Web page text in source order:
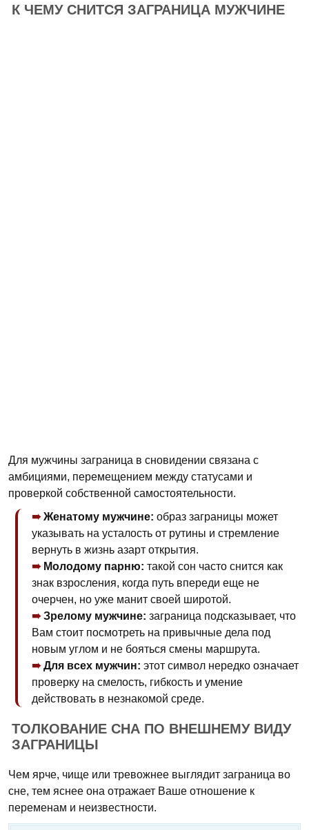
К ЧЕМУ СНИТСЯ ЗАГРАНИЦА МУЖЧИНЕ
Для мужчины заграница в сновидении связана с
амбициями, перемещением между статусами и
проверкой собственной самостоятельности.
Женатому мужчине: образ заграницы может
указывать на усталость от рутины и стремление
вернуть в жизнь азарт открытия.
Молодому парню: такой сон часто снится как
знак взросления, когда путь впереди еще не
очерчен, но уже манит своей широтой.
Зрелому мужчине: заграница подсказывает, что
Вам стоит посмотреть на привычные дела под
новым углом и не бояться смены маршрута.
Для всех мужчин: этот символ нередко означает
проверку на смелость, гибкость и умение
действовать в незнакомой среде.
ТОЛКОВАНИЕ СНА ПО ВНЕШНЕМУ ВИДУ
ЗАГРАНИЦЫ
Чем ярче, чище или тревожнее выглядит заграница во
сне, тем яснее она отражает Ваше отношение к
переменам и неизвестности.